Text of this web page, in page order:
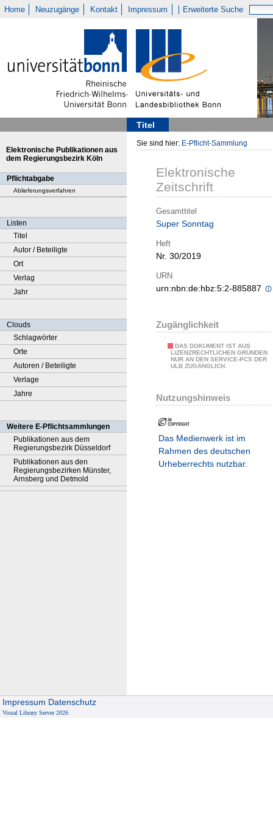
Home Neuzugänge Kontakt Impressum Erweiterte Suche
Titel
Elektronische Publikationen aus
dem Regierungsbezirk Köln
Pflichtabgabe
Ablieferungsverfahren
Listen
Titel
Autor / Beteiligte
Ort
Verlag
Jahr
Clouds
Schlagwörter
Orte
Autoren / Beteiligte
Verlage
Jahre
Weitere E-Pflichtsammlungen
Publikationen aus dem
Regierungsbezirk Düsseldorf
Publikationen aus den
Regierungsbezirken Münster,
Arnsberg und Detmold
Sie sind hier: E-Pflicht-Sammlung
Elektronische
Zeitschrift
Gesamttitel
Super Sonntag
Heft
Nr. 30/2019
URN
urn:nbn:de:hbz:5:2-885887
Zugänglichkeit
DAS DOKUMENT IST AUS
LIZENZRECHTLICHEN GRÜNDEN
NUR AN DEN SERVICE-PCS DER
ULB ZUGÄNGLICH.
Nutzungshinweis
Das Medienwerk ist im
Rahmen des deutschen
Urheberrechts nutzbar.
Impressum Datenschutz
Visual Library Server 2026